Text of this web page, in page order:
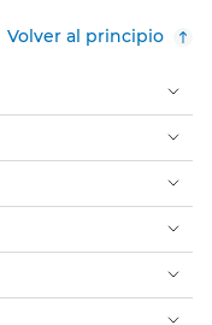
Volver al principio